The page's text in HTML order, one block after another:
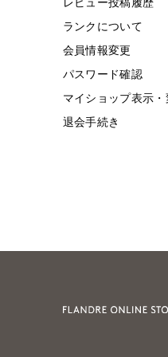
ランクについて
会員情報変更
パスワード確認
マイショップ表示・
退会手続き